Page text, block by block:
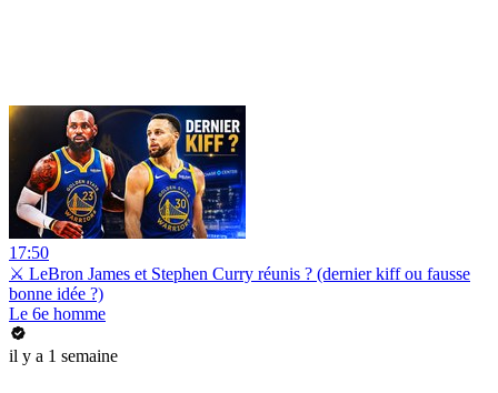
17:50
⚔️ LeBron James et Stephen Curry réunis ? (dernier kiff ou fausse
bonne idée ?)
Le 6e homme
il y a 1 semaine